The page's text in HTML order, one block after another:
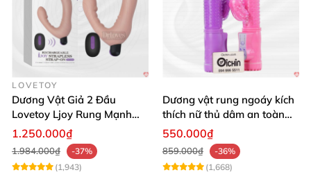
LOVETOY
Dương Vật Giả 2 Đầu
Lovetoy Ljoy Rung Mạnh
ĐKTX Hút Sâu
1.250.000₫
1.984.000₫
-37%
(1,943)
Dương vật rung ngoáy kích
thích nữ thủ dâm an toàn
cao cấp
550.000₫
859.000₫
-36%
(1,668)